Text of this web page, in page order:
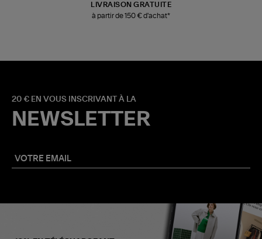
LIVRAISON GRATUITE
à partir de 150 € d'achat*
20 € EN VOUS INSCRIVANT À LA
NEWSLETTER